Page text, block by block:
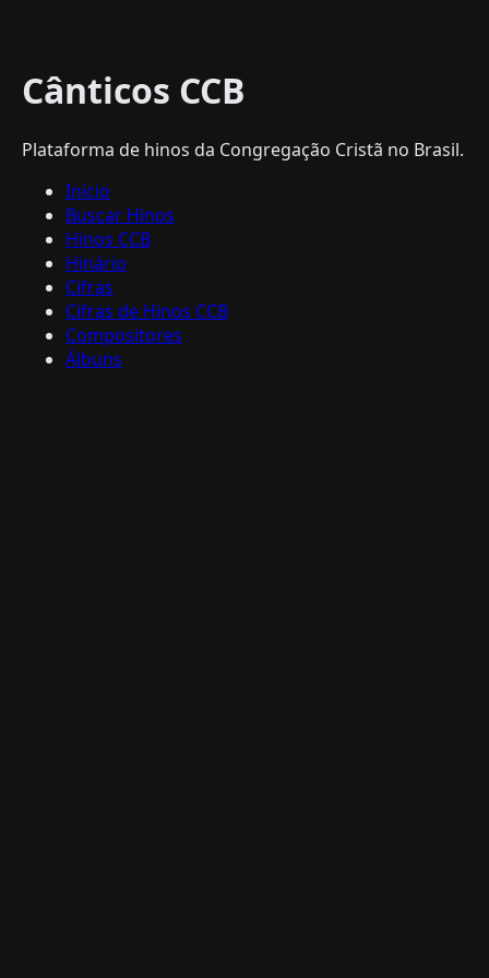
Cânticos CCB
Plataforma de hinos da Congregação Cristã no Brasil.
Início
Buscar Hinos
Hinos CCB
Hinário
Cifras
Cifras de Hinos CCB
Compositores
Álbuns